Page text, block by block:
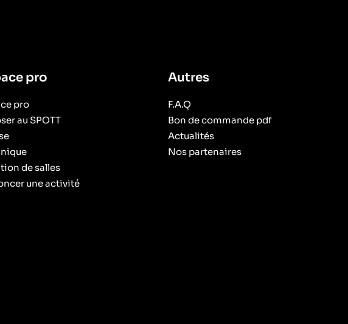
pro
pro
au SPOTT
de salles
une activité
Autres
F.A.Q
Bon de commande pdf
Actualités
Nos partenaires